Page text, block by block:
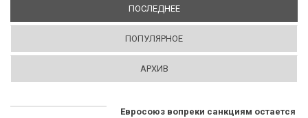
ПОСЛЕДНЕЕ(АКТИВНАЯ ВКЛАДКА)
ПОПУЛЯРНОЕ
АРХИВ
Евросоюз вопреки санкциям остается